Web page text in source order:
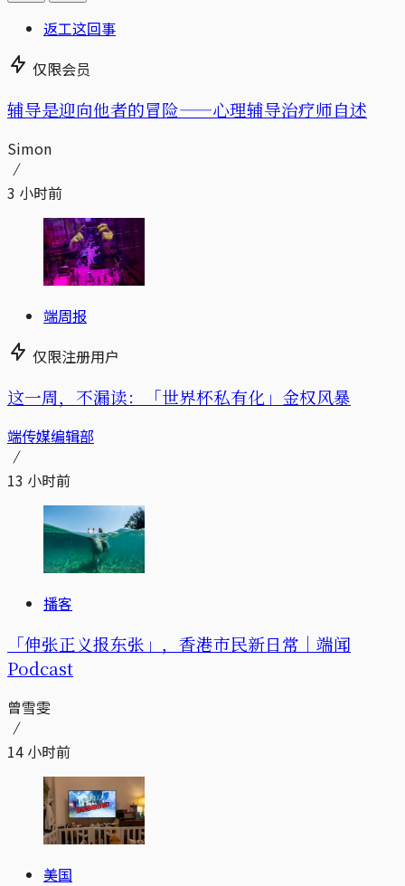
返工这回事
仅限会员
辅导是迎向他者的冒险——心理辅导治疗师自述
Simon
3 小时前
端周报
仅限注册用户
这一周，不漏读：「世界杯私有化」金权风暴
端传媒编辑部
13 小时前
播客
「伸张正义报东张」，香港市民新日常｜端闻
Podcast
曾雪雯
14 小时前
美国